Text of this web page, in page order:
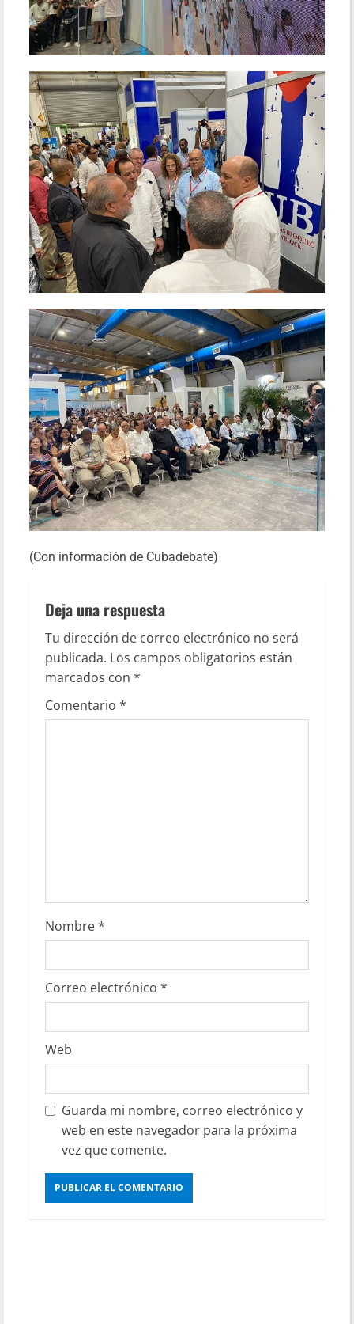
(Con información de Cubadebate)
Deja una respuesta
Tu dirección de correo electrónico no será
publicada. Los campos obligatorios están
marcados con *
Comentario *
Nombre*
Correo electrónico *
Web
Guarda mi nombre, correo electrónico y
web en este navegador para la próxima
vez que comente.